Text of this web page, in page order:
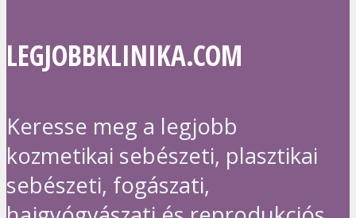
LEGJOBBKLINIKA.COM
Keresse meg a legjobb
kozmetikai sebészeti, plasztikai
sebészeti, fogászati,